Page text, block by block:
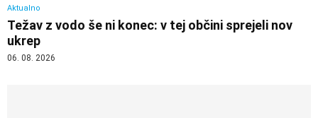
Aktualno
Težav z vodo še ni konec: v tej občini sprejeli nov
ukrep
06. 08. 2026